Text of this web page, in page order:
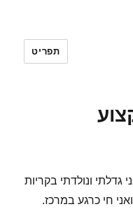
תפריט
גדלתי ונולדתי בקריות